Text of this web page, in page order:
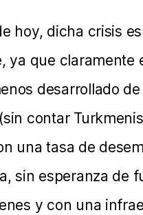
hoy, dicha crisis
ya que claramente
desarrollado
contar
una tasa de
sin esperanza de
y con una